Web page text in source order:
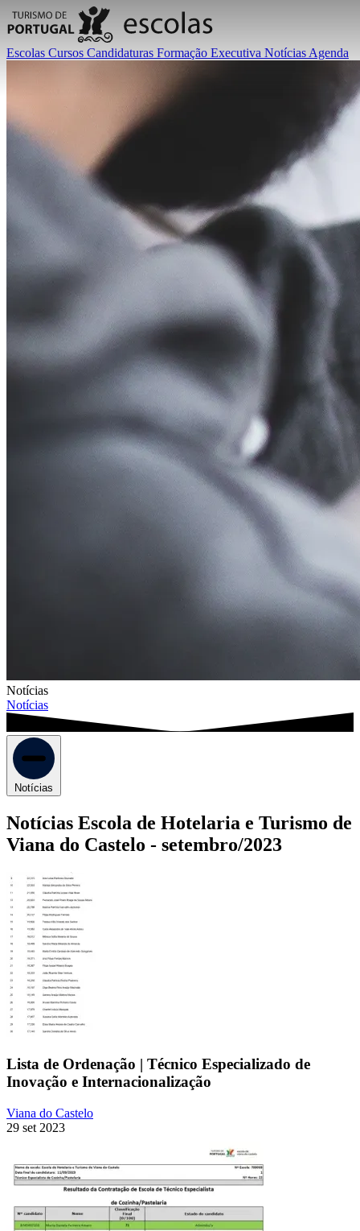
Escolas Cursos Candidaturas Formação Executiva Notícias Agenda
Notícias
Notícias
Notícias
Notícias Escola de Hotelaria e Turismo de
Viana do Castelo - setembro/2023
Lista de Ordenação | Técnico Especializado de
Inovação e Internacionalização
Viana do Castelo
29 set 2023